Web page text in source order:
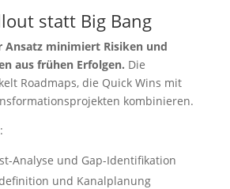
statt Big Bang
Ansatz minimiert Risiken und
aus frühen Erfolgen. Die
Roadmaps, die Quick Wins mit
kombinieren.
Analyse und Gap-Identifikation
und Kanalplanung